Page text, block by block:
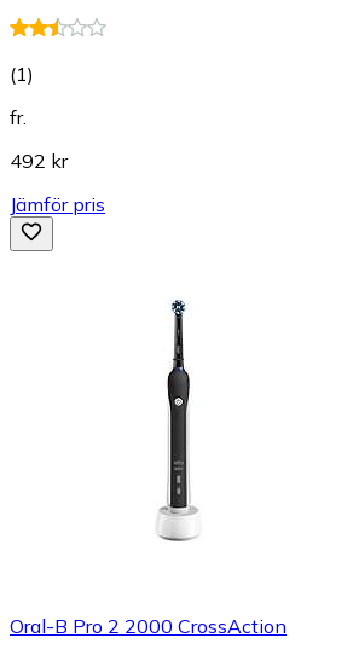
(1)
fr.
492 kr
Jämför pris
Oral-B Pro 2 2000 CrossAction